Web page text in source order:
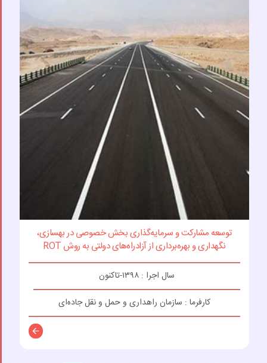
توسعه مشارکت و سرمایه‌گذاری بخش خصوصی در بهسازی،
نگهداری و بهره‌برداری از آزادراه‌های دولتی به روش ROT
سال اجرا : ۱۳۹۸-تاکنون
کارفرما : سازمان راهداری و حمل و نقل جاده‌ای